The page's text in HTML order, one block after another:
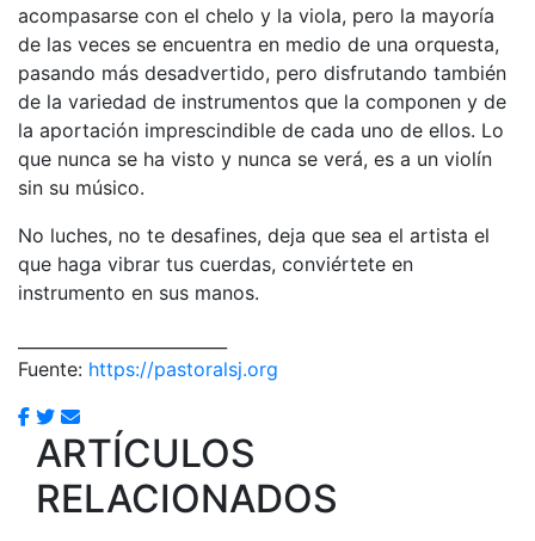
acompasarse con el chelo y la viola, pero la mayoría
de las veces se encuentra en medio de una orquesta,
pasando más desadvertido, pero disfrutando también
de la variedad de instrumentos que la componen y de
la aportación imprescindible de cada uno de ellos. Lo
que nunca se ha visto y nunca se verá, es a un violín
sin su músico.
No luches, no te desafines, deja que sea el artista el
que haga vibrar tus cuerdas, conviértete en
instrumento en sus manos.
Fuente: https://pastoralsj.org
ARTÍCULOS
RELACIONADOS